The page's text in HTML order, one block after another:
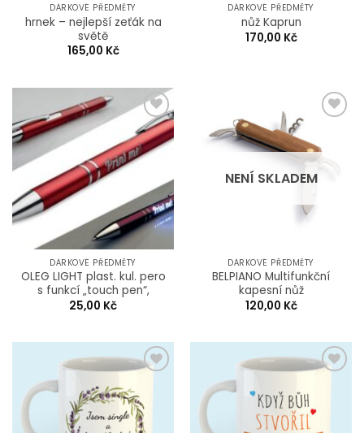
DÁRKOVÉ PŘEDMĚTY
hrnek – nejlepší zeťák na
světě
165,00 Kč
DÁRKOVÉ PŘEDMĚTY
nůž Kaprun
170,00 Kč
Add to
Wishlist
DÁRKOVÉ PŘEDMĚTY
OLEG LIGHT plast. kul. pero
s funkcí „touch pen“,
25,00 Kč
Wishlist
NENÍ SKLADEM
DÁRKOVÉ PŘEDMĚTY
BELPIANO Multifunkční
kapesní nůž
120,00 Kč
Wishlist
Wishlist